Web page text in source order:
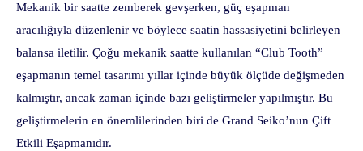
Mekanik bir saatte zemberek gevşerken, güç eşapman
aracılığıyla düzenlenir ve böylece saatin hassasiyetini belirleyen
balansa iletilir. Çoğu mekanik saatte kullanılan “Club Tooth”
eşapmanın temel tasarımı yıllar içinde büyük ölçüde değişmeden
kalmıştır, ancak zaman içinde bazı geliştirmeler yapılmıştır. Bu
geliştirmelerin en önemlilerinden biri de Grand Seiko’nun Çift
Etkili Eşapmanıdır.